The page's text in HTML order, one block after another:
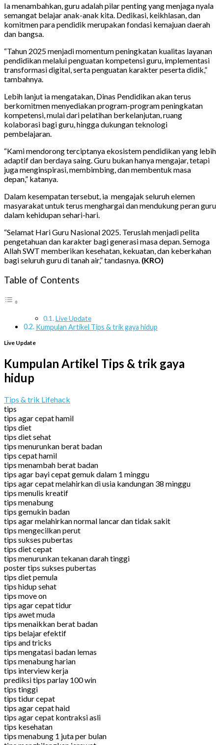
Ia menambahkan, guru adalah pilar penting yang menjaga nyala
semangat belajar anak-anak kita. Dedikasi, keikhlasan, dan
komitmen para pendidik merupakan fondasi kemajuan daerah
dan bangsa.
“Tahun 2025 menjadi momentum peningkatan kualitas layanan
pendidikan melalui penguatan kompetensi guru, implementasi
transformasi digital, serta penguatan karakter peserta didik,”
tambahnya.
Lebih lanjut ia mengatakan, Dinas Pendidikan akan terus
berkomitmen menyediakan program-program peningkatan
kompetensi, mulai dari pelatihan berkelanjutan, ruang
kolaborasi bagi guru, hingga dukungan teknologi
pembelajaran.
“Kami mendorong terciptanya ekosistem pendidikan yang lebih
adaptif dan berdaya saing. Guru bukan hanya mengajar, tetapi
juga menginspirasi, membimbing, dan membentuk masa
depan,” katanya.
Dalam kesempatan tersebut, ia mengajak seluruh elemen
masyarakat untuk terus menghargai dan mendukung peran guru
dalam kehidupan sehari-hari.
“Selamat Hari Guru Nasional 2025. Teruslah menjadi pelita
pengetahuan dan karakter bagi generasi masa depan. Semoga
Allah SWT memberikan kesehatan, kekuatan, dan keberkahan
bagi seluruh guru di tanah air,” tandasnya. (KRO)
Table of Contents
Live Update
Kumpulan Artikel Tips & trik gaya hidup
Live Update
Kumpulan Artikel Tips & trik gaya
hidup
Tips & trik Lifehack
tips
tips agar cepat hamil
tips diet
tips diet sehat
tips menurunkan berat badan
tips cepat hamil
tips menambah berat badan
tips agar bayi cepat gemuk dalam 1 minggu
tips agar cepat melahirkan di usia kandungan 38 minggu
tips menulis kreatif
tips menabung
tips gemukin badan
tips agar melahirkan normal lancar dan tidak sakit
tips mengecilkan perut
tips sukses pubertas
tips diet cepat
tips menurunkan tekanan darah tinggi
poster tips sukses pubertas
tips diet pemula
tips hidup sehat
tips move on
tips agar cepat tidur
tips awet muda
tips menaikkan berat badan
tips belajar efektif
tips and tricks
tips mengatasi badan lemas
tips menabung harian
tips interview kerja
prediksi tips parlay 100 win
tips tinggi
tips tidur cepat
tips agar cepat haid
tips agar cepat kontraksi asli
tips kesehatan
tips menabung 1 juta per bulan